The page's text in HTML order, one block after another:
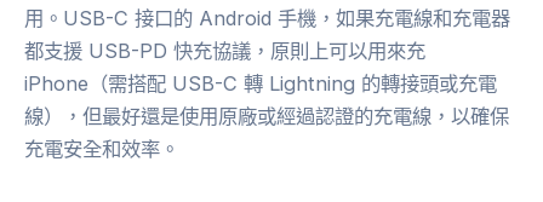
用。USB-C 接口的 Android 手機，如果充電線和充電器
都支援 USB-PD 快充協議，原則上可以用來充
iPhone（需搭配 USB-C 轉 Lightning 的轉接頭或充電
線），但最好還是使用原廠或經過認證的充電線，以確保
充電安全和效率。